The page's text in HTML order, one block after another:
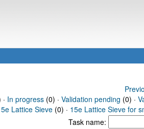
In progress(0) · Validation pending (0) ·
Lattice Sieve (0) · 15e Lattice Sieve for
Task name: